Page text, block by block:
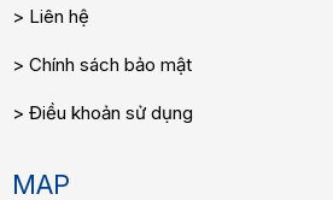
Liên hệ
Chính sách bảo mật
Điều khoản sử dụng
MAP